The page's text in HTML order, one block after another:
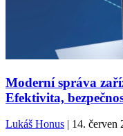
Moderní správa
Efektivita,
Lukáš Honus | 14. červen